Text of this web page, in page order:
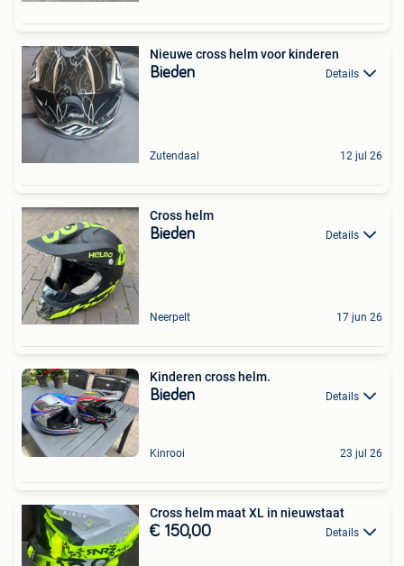
Nieuwe cross helm voor kinderen
Bieden Details
Zutendaal 12 jul 26
Cross helm
Bieden Details
Neerpelt 17 jun 26
Kinderen cross helm.
Bieden Details
Kinrooi 23 jul 26
Cross helm maat XL in nieuwstaat
€ 150,00 Details